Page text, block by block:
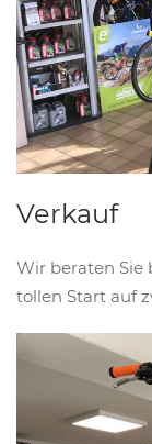
Verkauf
Wir beraten Sie
tollen Start auf